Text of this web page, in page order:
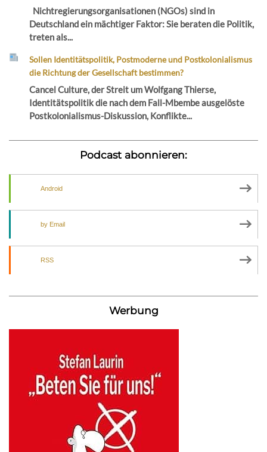
Nichtregierungsorganisationen (NGOs) sind in
Deutschland ein mächtiger Faktor: Sie beraten die Politik,
treten als...
Sollen Identitätspolitik, Postmoderne und Postkolonialismus
die Richtung der Gesellschaft bestimmen?
Cancel Culture, der Streit um Wolfgang Thierse,
Identitätspolitik die nach dem Fall-Mbembe ausgelöste
Postkolonialismus-Diskussion, Konflikte...
Podcast abonnieren:
Android
by Email
RSS
Werbung